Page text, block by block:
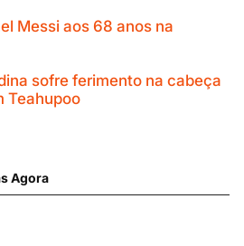
Messi aos 68 anos na
sofre ferimento na cabeça
Teahupoo
Agora